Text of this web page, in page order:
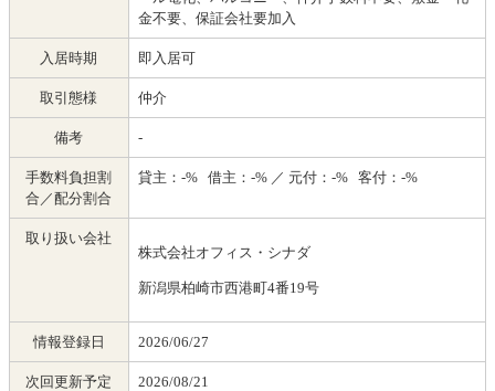
金不要、保証会社要加入
入居時期 即入居可
取引態様 仲介
備考 -
手数料負担割
合／配分割合
貸主：-% 借主：-% ／ 元付：-% 客付：-%
取り扱い会社
株式会社オフィス・シナダ
新潟県柏崎市西港町4番19号
情報登録日 2026/06/27
次回更新予定
2026/08/21